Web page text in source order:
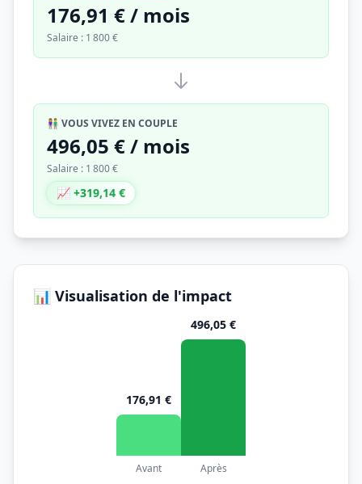
176,91 € / mois
Salaire : 1 800 €
👫 VOUS VIVEZ EN COUPLE
496,05 € / mois
Salaire : 1 800 €
📈 +319,14 €
📊 Visualisation de l'impact
176,91 €
Avant
496,05 €
Après